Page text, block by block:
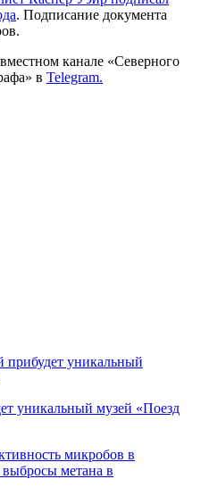
. Подписание документа
канале «Северного
в Telegram.
уникальный музей «Поезд